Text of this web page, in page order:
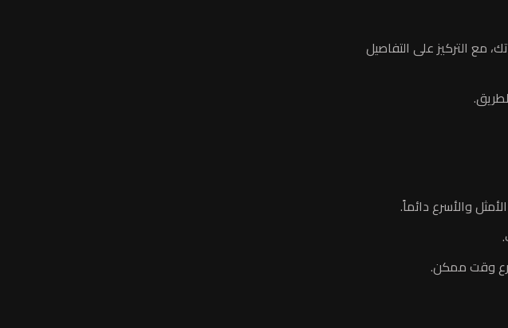
مع التركيز على التفاصيل
والأسرع دائماً.
وقت ممكن.